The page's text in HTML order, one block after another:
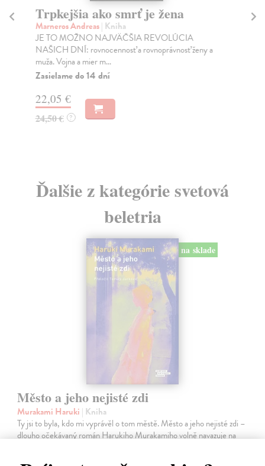
Trpkejšia ako smrť je žena
Marneros Andreas| Kniha
JE TO MOŽNO NAJVÄČŠIA REVOLÚCIA
NAŠICH DNÍ: rovnocennosť a rovnoprávnosť ženy a
muža. Vojna a mier m...
Zasielame do 14 dní
22,05 €
24,50 € ?
Ďalšie z kategórie svetová
beletria
na sklade
Město a jeho nejisté zdi
Murakami Haruki | Kniha
Ty jsi to byla, kdo mi vyprávěl o tom městě. Město a jeho nejisté zdi –
dlouho očekávaný román Harukiho Murakamiho volně navazuje na